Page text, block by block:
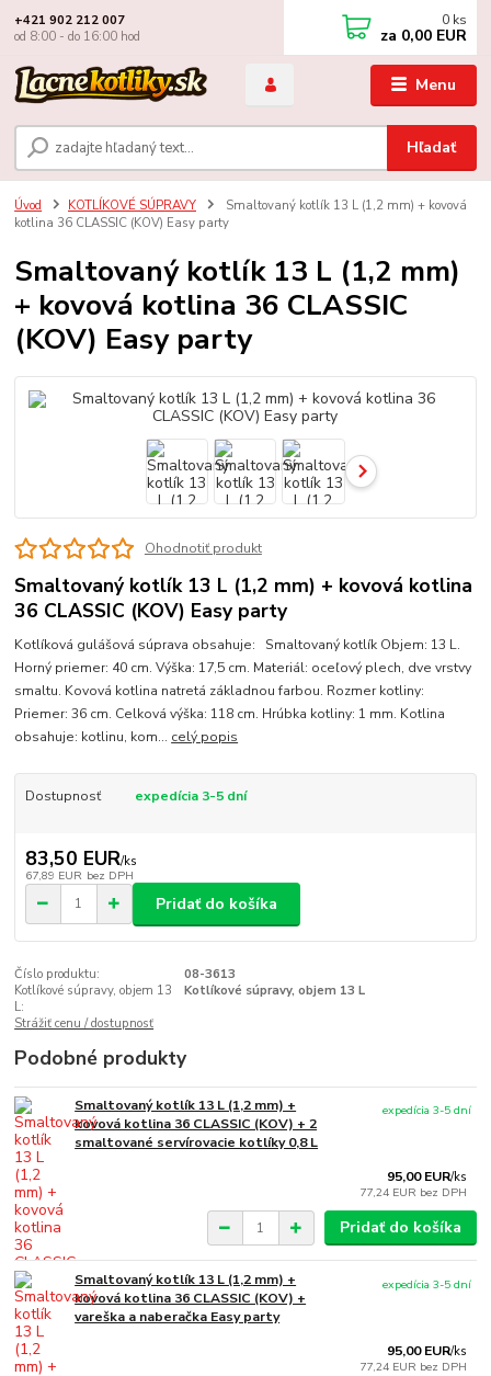
Menu
Hľadať
+421 902 212 007
od 8:00 - do 16:00 hod
0 ks
za 0,00 EUR
Úvod KOTLÍKOVÉ SÚPRAVY
Smaltovaný kotlík 13 L (1,2 mm) + kovová
kotlina 36 CLASSIC (KOV) Easy party
Smaltovaný kotlík 13 L (1,2 mm)
+ kovová kotlina 36 CLASSIC
(KOV) Easy party
Ohodnotiť produkt
Smaltovaný kotlík 13 L (1,2 mm) + kovová kotlina
36 CLASSIC (KOV) Easy party
Kotlíková gulášová súprava obsahuje: Smaltovaný kotlík Objem: 13 L.
Horný priemer: 40 cm. Výška: 17,5 cm. Materiál: oceľový plech, dve vrstvy
smaltu. Kovová kotlina natretá základnou farbou. Rozmer kotliny:
Priemer: 36 cm. Celková výška: 118 cm. Hrúbka kotliny: 1 mm. Kotlina
obsahuje: kotlinu, kom... celý popis
Dostupnosť expedícia 3-5 dní
83,50 EUR/ks
67,89 EUR bez DPH
Pridať do košíka
Číslo produktu:
08-3613
Kotlíkové súpravy, objem 13
L:
Kotlíkové súpravy, objem 13 L
Strážiť cenu / dostupnosť
Podobné produkty
Smaltovaný kotlík 13 L (1,2 mm) +
kovová kotlina 36 CLASSIC (KOV) + 2
smaltované servírovacie kotlíky 0,8 L
95,00 EUR/ks
77,24 EUR bez DPH
expedícia 3-5 dní
Pridať do košíka
Smaltovaný kotlík 13 L (1,2 mm) +
kovová kotlina 36 CLASSIC (KOV) +
vareška a naberačka Easy party
95,00 EUR/ks
77,24 EUR bez DPH
expedícia 3-5 dní